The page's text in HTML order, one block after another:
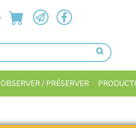
OBSERVER / PRÉSERVER